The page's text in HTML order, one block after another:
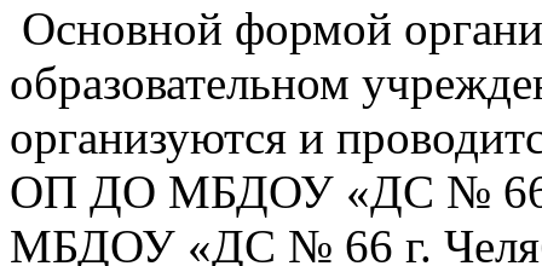
Основной формой
образовательном
организуются и
ОП ДО МБДОУ «ДС № 66
МБДОУ «ДС № 66 г.